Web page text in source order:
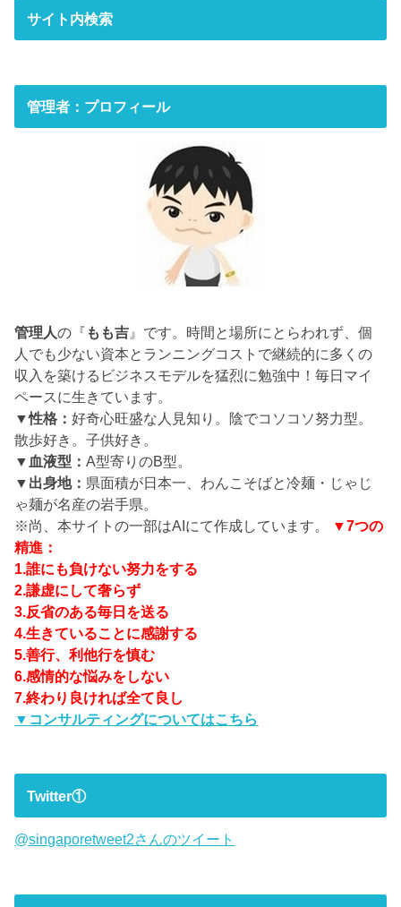
サイト内検索
管理者：プロフィール
管理人の『 もも吉 』です。時間と場所にとらわれず、個
人でも少ない資本とランニングコストで継続的に多くの
収入を築けるビジネスモデルを猛烈に勉強中！毎日マイ
ペースに生きています。
▼性格：好奇心旺盛な人見知り。陰でコソコソ努力型。
散歩好き。子供好き。
▼血液型：A型寄りのB型。
▼出身地： 県面積が日本一、わんこそばと冷麺・じゃじ
ゃ麺が名産の岩手県。
※尚、本サイトの一部はAIにて作成しています。
▼7つの
精進：
1.誰にも負けない努力をする
2.謙虚にして奢らず
3.反省のある毎日を送る
4.生きていることに感謝する
5.善行、利他行を慎む
6.感情的な悩みをしない
7.終わり良ければ全て良し
▼コンサルティングについてはこちら
Twitter①
@singaporetweet2さんのツイート